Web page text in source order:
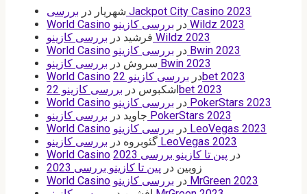
شهریار در
بررسی Jackpot City Casino 2023
World Casino
در بررسی کازینو Wildz 2023
فرشید در
بررسی کازینو Wildz 2023
World Casino
در بررسی کازینو Bwin 2023
سروش در
بررسی کازینو Bwin 2023
World Casino
دربررسی کازینو 22bet 2023
اشکبوس در
بررسی کازینو 22bet 2023
World Casino
در بررسی کازینو PokerStars 2023
جاوید در
بررسی کازینو PokerStars 2023
World Casino
در بررسی کازینو LeoVegas 2023
گئوبروه در
بررسی کازینو LeoVegas 2023
World Casino
در پین تا کازینو بررسی 2023
زوبین در پین تا کازینو بررسی 2023
World Casino
در بررسی کازینو MrGreen 2023